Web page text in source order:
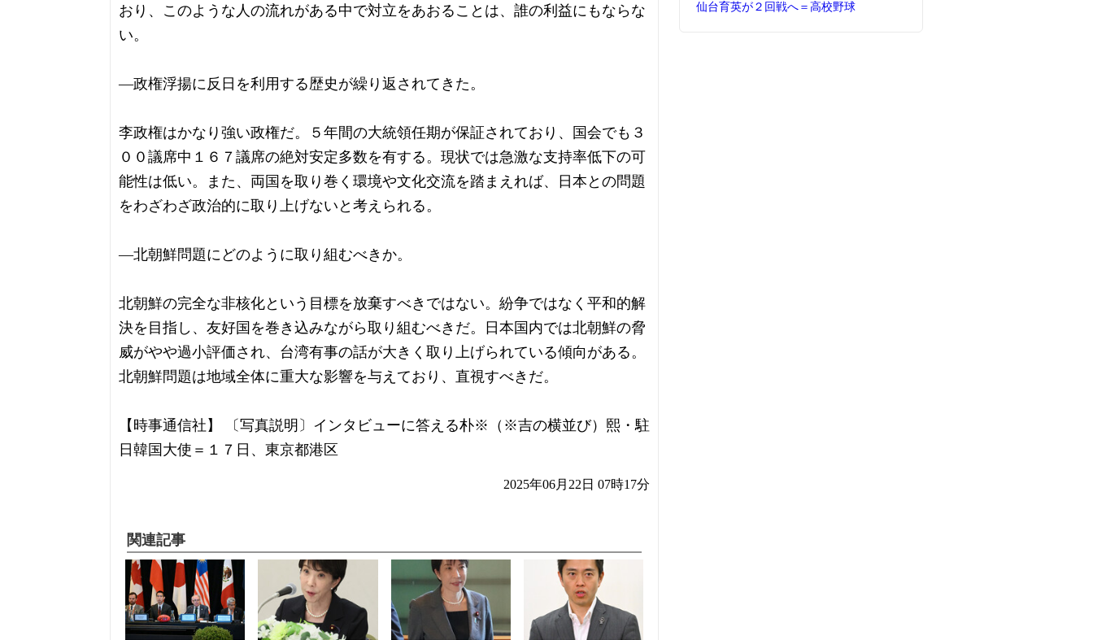
おり、このような人の流れがある中で対立をあおることは、誰の利益にもならな
い。
―政権浮揚に反日を利用する歴史が繰り返されてきた。
李政権はかなり強い政権だ。５年間の大統領任期が保証されており、国会でも３
００議席中１６７議席の絶対安定多数を有する。現状では急激な支持率低下の可
能性は低い。また、両国を取り巻く環境や文化交流を踏まえれば、日本との問題
をわざわざ政治的に取り上げないと考えられる。
―北朝鮮問題にどのように取り組むべきか。
北朝鮮の完全な非核化という目標を放棄すべきではない。紛争ではなく平和的解
決を目指し、友好国を巻き込みながら取り組むべきだ。日本国内では北朝鮮の脅
威がやや過小評価され、台湾有事の話が大きく取り上げられている傾向がある。
北朝鮮問題は地域全体に重大な影響を与えており、直視すべきだ。
【時事通信社】 〔写真説明〕インタビューに答える朴※（※吉の横並び）熙・駐
日韓国大使＝１７日、東京都港区
2025年06月22日 07時17分
関連記事
仙台育英が２回戦へ＝高校野球